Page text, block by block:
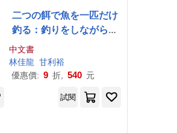
二つの餌で魚を一匹だけ
釣る：釣りをしながら許
中文書
林佳龍 甘利裕
優惠價: 9 折, 540 元
試閱